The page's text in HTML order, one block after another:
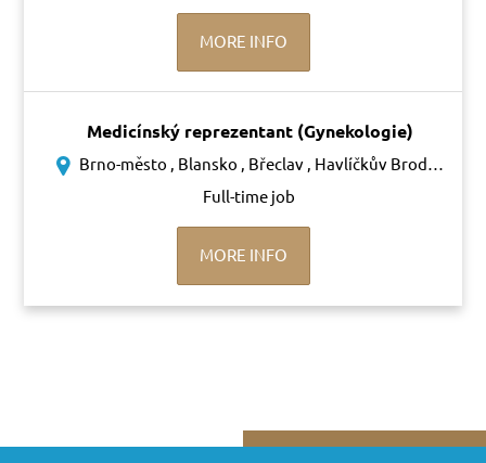
MORE INFO
Medicínský reprezentant (Gynekologie)
Brno-město , Blansko , Břeclav , Havlíčkův Brod , Svitavy , Třebíč , Žďár nad Sázavou, Znojmo
Full-time job
MORE INFO